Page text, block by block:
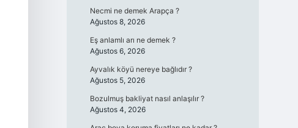
Necmi ne demek Arapça ?
Ağustos 8, 2026
Eş anlamlı arı ne demek ?
Ağustos 6, 2026
Ayvalık köyü nereye bağlıdır ?
Ağustos 5, 2026
Bozulmuş bakliyat nasıl anlaşılır ?
Ağustos 4, 2026